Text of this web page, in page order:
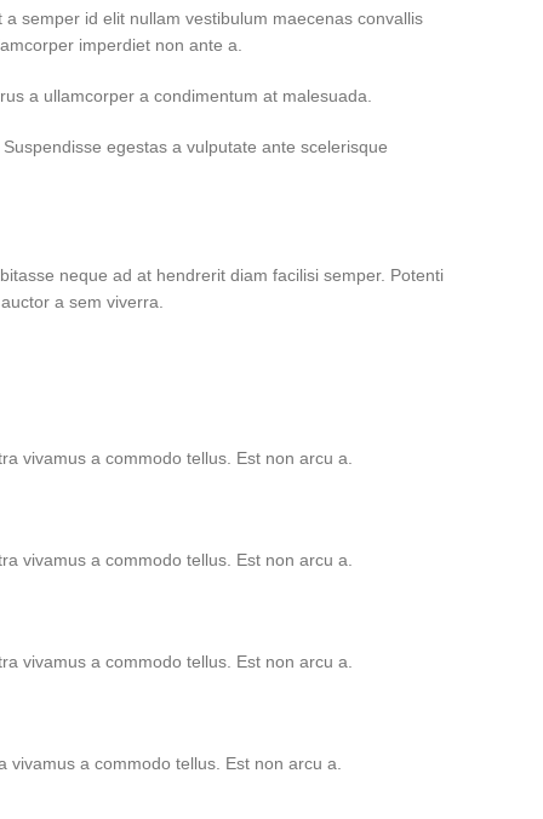
semper id elit nullam vestibulum maecenas convallis
imperdiet non ante a.
a ullamcorper a condimentum at malesuada.
egestas a vulputate ante scelerisque
neque ad at hendrerit diam facilisi semper. Potenti
a sem viverra.
vivamus a commodo tellus. Est non arcu a.
vivamus a commodo tellus. Est non arcu a.
vivamus a commodo tellus. Est non arcu a.
a commodo tellus. Est non arcu a.